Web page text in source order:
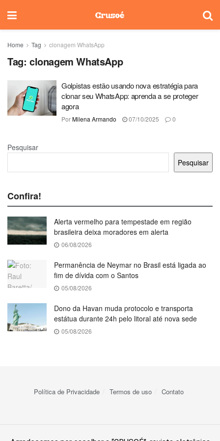
Home Tag clonagem WhatsApp
Tag: clonagem WhatsApp
Golpistas estão usando nova estratégia para
clonar seu WhatsApp: aprenda a se proteger
agora
PorMilena Armando 07/10/2025 0
Pesquisar
Pesquisar
Confira!
Alerta vermelho para tempestade em região
brasileira deixa moradores em alerta
06/08/2026
Permanência de Neymar no Brasil está ligada ao
fim de dívida com o Santos
05/08/2026
Dono da Havan muda protocolo e transporta
estátua durante 24h pelo litoral até nova sede
05/08/2026
Política de Privacidade Termos de uso Contato